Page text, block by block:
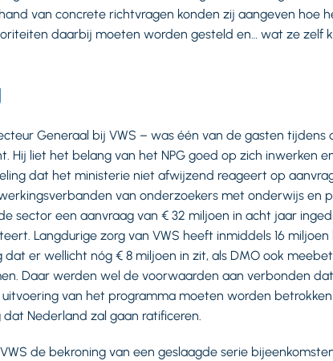
van concrete richtvragen konden zij aangeven hoe
daarbij moeten worden gesteld en… wat ze zelf
Generaal bij VWS – was één van de gasten tijdens
Hij liet het belang van het NPG goed op zich inwerken
dat het ministerie niet afwijzend reageert op
van onderzoekers met onderwijs en
sector een aanvraag van € 32 miljoen in acht jaar
Langdurige zorg van VWS heeft inmiddels 16
er wellicht nóg € 8 miljoen in zit, als DMO ook
Daar werden wel de voorwaarden aan verbonden
van het programma moeten worden
Nederland zal gaan ratificeren.
de bekroning van een geslaagde serie